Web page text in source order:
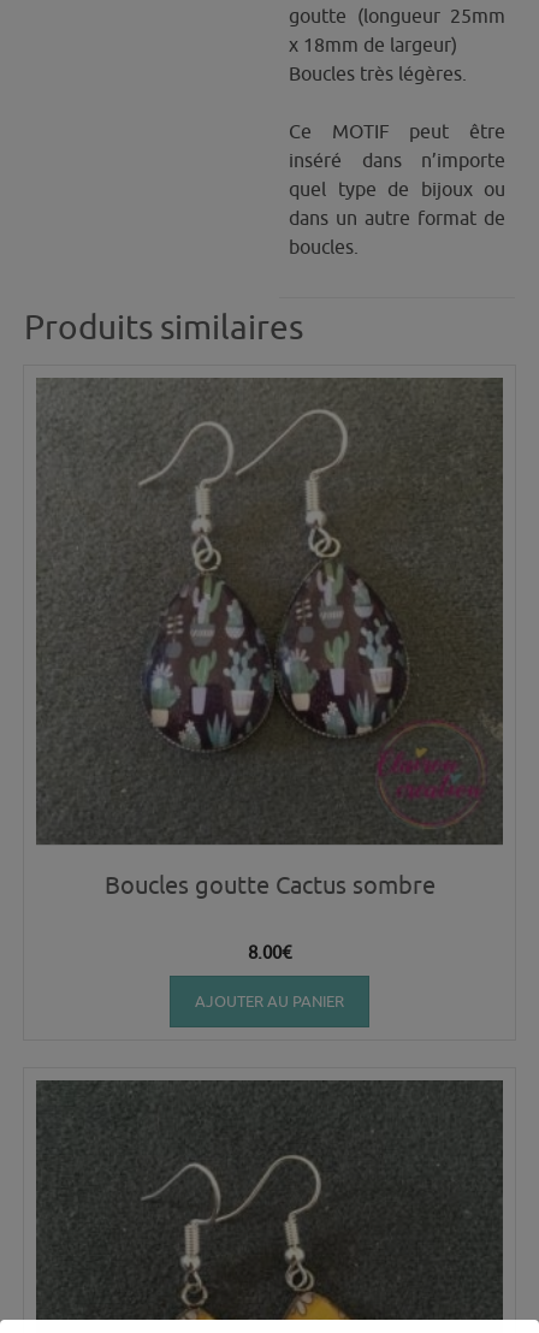
goutte (longueur 25mm
x 18mm de largeur)
Boucles très légères.
Ce MOTIF peut être
inséré dans n’importe
quel type de bijoux ou
dans un autre format de
boucles.
Produits similaires
Boucles goutte Cactus sombre
8.00€
AJOUTER AU PANIER